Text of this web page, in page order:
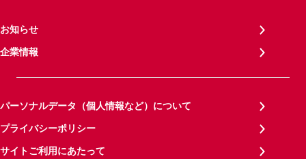
お知らせ
企業情報
パーソナルデータ（個人情報など）について
プライバシーポリシー
サイトご利用にあたって